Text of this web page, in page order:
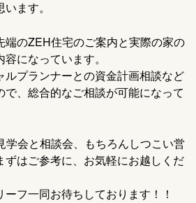
ます。
端のZEH住宅のご案内と実際の家の
になっています。
ルプランナーとの資金計画相談など
で、総合的なご相談が可能になって
学会と相談会、もちろんしつこい営
ずはご参考に、お気軽にお越しくだ
フ一同お待ちしております！！